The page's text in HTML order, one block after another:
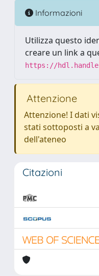
Informazioni
Utilizza questo
creare un link a
https://
Attenzione
Attenzione! I dati
stati sottoposti a
dell'ateneo
Citazioni